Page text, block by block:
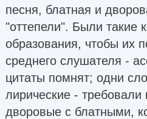
песня, блатная и
"оттепели". Были такие
образования, чтобы их
среднего слушателя -
цитаты помнят; одни
лирические -
дворовые с блатными,